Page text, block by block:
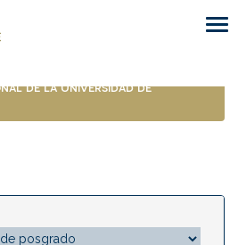
de la Universidad de